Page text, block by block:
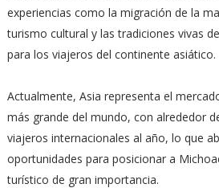
experiencias como la migración de la
turismo cultural y las tradiciones vivas
para los viajeros del continente asiático.
Actualmente, Asia representa el
más grande del mundo, con alrededor
viajeros internacionales al año, lo que
oportunidades para posicionar a
turístico de gran importancia.